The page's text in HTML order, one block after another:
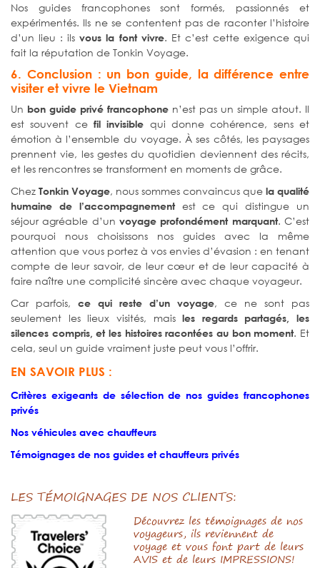
Nos guides francophones sont formés, passionnés et
expérimentés. Ils ne se contentent pas de raconter l’histoire
d’un lieu : ilsvous la font vivre. Et c’est cette exigence qui
fait la réputation de Tonkin Voyage.
6. Conclusion : un bon guide, la différence entre
visiter et vivre le Vietnam
Un bon guide privé francophone n’est pas un simple atout. Il
est souvent ce fil invisible qui donne cohérence, sens et
émotion à l’ensemble du voyage. À ses côtés, les paysages
prennent vie, les gestes du quotidien deviennent des récits,
et les rencontres se transforment en moments de grâce.
Chez Tonkin Voyage, nous sommes convaincus que la qualité
humaine de l’accompagnementest ce qui distingue un
séjour agréable d’un voyage profondément marquant. C’est
pourquoi nous choisissons nos guides avec la même
attention que vous portez à vos envies d’évasion : en tenant
compte de leur savoir, de leur cœur et de leur capacité à
faire naître une complicité sincère avec chaque voyageur.
Car parfois, ce qui reste d’un voyage, ce ne sont pas
seulement les lieux visités, maisles regards partagés, les
silences compris, et les histoires racontées au bon moment. Et
cela, seul un guide vraiment juste peut vous l’offrir.
EN SAVOIR PLUS :
Critères exigeants de sélection de nos guides francophones
privés
Nos véhicules avec chauffeurs
Témoignages de nos guides et chauffeurs privés
LES TÉMOIGNAGES DE NOS CLIENTS:
Découvrez les témoignages de nos
voyageurs, ils reviennent de
voyage et vous font part de leurs
AVIS et de leurs IMPRESSIONS!